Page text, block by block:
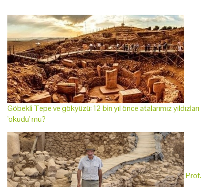
Göbekli Tepe ve gökyüzü: 12 bin yıl önce atalarımız yıldızları
'okudu' mu?
Prof.